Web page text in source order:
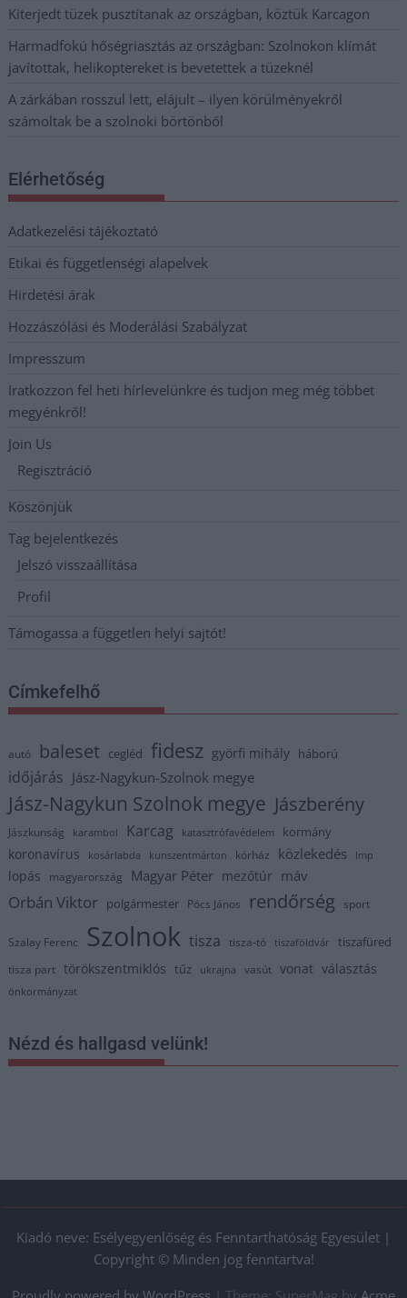
Kiterjedt tüzek pusztítanak az országban, köztük Karcagon
Harmadfokú hőségriasztás az országban: Szolnokon klímát
javítottak, helikoptereket is bevetettek a tüzeknél
A zárkában rosszul lett, elájult – ilyen körülményekről
számoltak be a szolnoki börtönből
Elérhetőség
Adatkezelési tájékoztató
Etikai és függetlenségi alapelvek
Hirdetési árak
Hozzászólási és Moderálási Szabályzat
Impresszum
Iratkozzon fel heti hírlevelünkre és tudjon meg még többet
megyénkről!
Join Us
Regisztráció
Köszönjük
Tag bejelentkezés
Jelszó visszaállítása
Profil
Támogassa a független helyi sajtót!
Címkefelhő
autó baleset cegléd fidesz györfi mihály háború
időjárás Jász-Nagykun-Szolnok megye
Jász-Nagykun Szolnok megye Jászberény
Jászkunság karambol Karcag katasztrófavédelem kormány
koronavírus kosárlabda kunszentmárton kórház közlekedés lmp
lopás magyarország Magyar Péter mezőtúr máv
Orbán Viktor polgármester Pócs János rendőrség sport
Szalay Ferenc Szolnok tisza tisza-tó tiszaföldvár tiszafüred
tisza part törökszentmiklós tűz ukrajna vasút vonat választás
önkormányzat
Nézd és hallgasd velünk!
Kiadó neve: Esélyegyenlőség és Fenntarthatóság Egyesület |
Copyright © Minden jog fenntartva!